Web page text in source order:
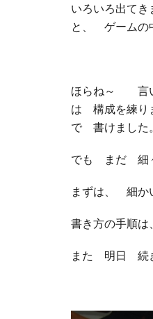
いろいろ出て
と、 ゲームの
ほらね～ 言
は 構成を練り
で 書けました。
でも まだ 細
まずは、 細か
書き方の手順
また 明日 続き